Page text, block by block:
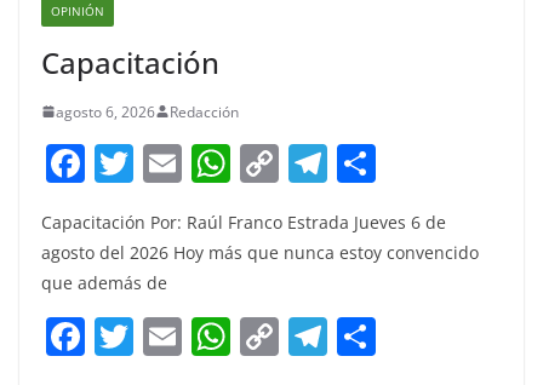
OPINIÓN
Capacitación
agosto 6, 2026 Redacción
F
a
c
e
b
o
T
itt
er
E
m
ai
W
at
A
p
C
p
Li
n
T
el
e
a
m
ar
e
Capacitación Por: Raúl Franco Estrada Jueves 6 de
agosto del 2026 Hoy más que nunca estoy convencido
que además de
F T E W C T